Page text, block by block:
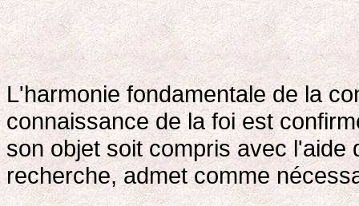
L'harmonie fondamentale de la
connaissance de la foi est
son objet soit compris avec l'aide
recherche, admet comme